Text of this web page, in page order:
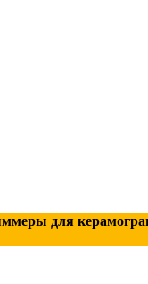
для